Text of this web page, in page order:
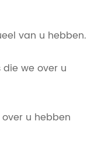
van u hebben.
we over u
u hebben